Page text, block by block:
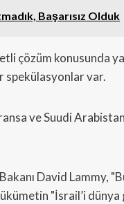
Başarısız Olduk
çözüm konusunda
spekülasyonlar var.
ve Suudi
David Lammy,
"İsrail’i